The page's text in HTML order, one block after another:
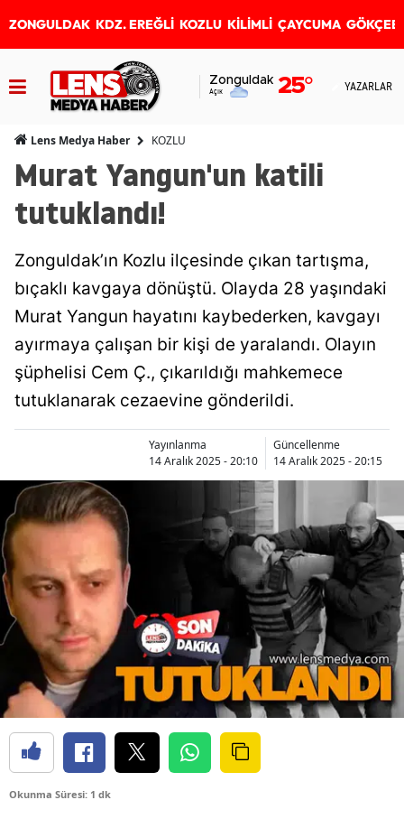
ZONGULDAK KDZ. EREĞLİ KOZLU KİLİMLİ ÇAYCUMA
Zonguldak
Açık 25° YAZARLAR
Lens Medya Haber KOZLU
Murat Yangun'un katili
tutuklandı!
Zonguldak’ın Kozlu ilçesinde çıkan tartışma,
bıçaklı kavgaya dönüştü. Olayda 28 yaşındaki
Murat Yangun hayatını kaybederken, kavgayı
ayırmaya çalışan bir kişi de yaralandı. Olayın
şüphelisi Cem Ç., çıkarıldığı mahkemece
tutuklanarak cezaevine gönderildi.
Yayınlanma
14 Aralık 2025 - 20:10
Güncellenme
14 Aralık 2025 - 20:15
Okunma Süresi: 1 dk